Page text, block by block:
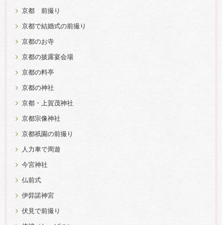
京都 前撮り
京都で結婚式の前撮り
京都のお寺
京都の披露宴会場
京都の料亭
京都の神社
京都・上賀茂神社
京都宗像神社
京都祇園の前撮り
人力車で周遊
今宮神社
仏前式
伊弉諾神宮
伏見で前撮り